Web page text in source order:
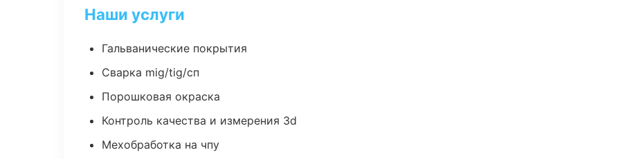
Наши услуги
Гальванические покрытия
Сварка mig/tig/сп
Порошковая окраска
Контроль качества и измерения 3d
Мехобработка на чпу